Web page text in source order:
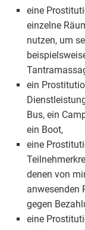
eine
einzelne
nutzen, um
ein
Bus, ein
ein Boot,
eine
denen von
anwesenden
gegen
eine